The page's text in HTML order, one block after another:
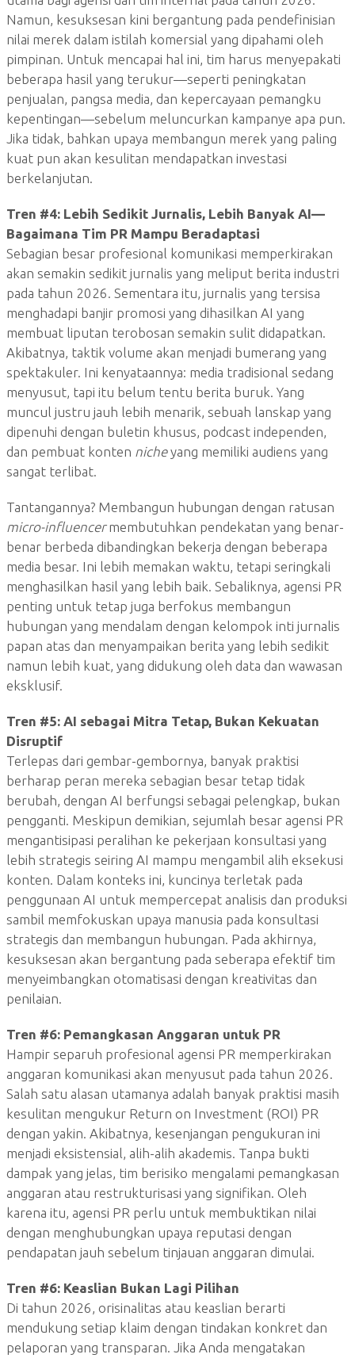
Namun, kesuksesan kini bergantung pada pendefinisian
nilai merek dalam istilah komersial yang dipahami oleh
pimpinan. Untuk mencapai hal ini, tim harus menyepakati
beberapa hasil yang terukur—seperti peningkatan
penjualan, pangsa media, dan kepercayaan pemangku
kepentingan—sebelum meluncurkan kampanye apa pun.
Jika tidak, bahkan upaya membangun merek yang paling
kuat pun akan kesulitan mendapatkan investasi
berkelanjutan.
Tren #4: Lebih Sedikit Jurnalis, Lebih Banyak AI—
Bagaimana Tim PR Mampu Beradaptasi
Sebagian besar profesional komunikasi memperkirakan
akan semakin sedikit jurnalis yang meliput berita industri
pada tahun 2026. Sementara itu, jurnalis yang tersisa
menghadapi banjir promosi yang dihasilkan AI yang
membuat liputan terobosan semakin sulit didapatkan.
Akibatnya, taktik volume akan menjadi bumerang yang
spektakuler. Ini kenyataannya: media tradisional sedang
menyusut, tapi itu belum tentu berita buruk. Yang
muncul justru jauh lebih menarik, sebuah lanskap yang
dipenuhi dengan buletin khusus, podcast independen,
dan pembuat konten nicheyang memiliki audiens yang
sangat terlibat.
Tantangannya? Membangun hubungan dengan ratusan
micro-influencermembutuhkan pendekatan yang benar-
benar berbeda dibandingkan bekerja dengan beberapa
media besar. Ini lebih memakan waktu, tetapi seringkali
menghasilkan hasil yang lebih baik. Sebaliknya, agensi PR
penting untuk tetap juga berfokus membangun
hubungan yang mendalam dengan kelompok inti jurnalis
papan atas dan menyampaikan berita yang lebih sedikit
namun lebih kuat, yang didukung oleh data dan wawasan
eksklusif.
Tren #5: AI sebagai Mitra Tetap, Bukan Kekuatan
Disruptif
Terlepas dari gembar-gembornya, banyak praktisi
berharap peran mereka sebagian besar tetap tidak
berubah, dengan AI berfungsi sebagai pelengkap, bukan
pengganti. Meskipun demikian, sejumlah besar agensi PR
mengantisipasi peralihan ke pekerjaan konsultasi yang
lebih strategis seiring AI mampu mengambil alih eksekusi
konten. Dalam konteks ini, kuncinya terletak pada
penggunaan AI untuk mempercepat analisis dan produksi
sambil memfokuskan upaya manusia pada konsultasi
strategis dan membangun hubungan. Pada akhirnya,
kesuksesan akan bergantung pada seberapa efektif tim
menyeimbangkan otomatisasi dengan kreativitas dan
penilaian.
Tren #6: Pemangkasan Anggaran untuk PR
Hampir separuh profesional agensi PR memperkirakan
anggaran komunikasi akan menyusut pada tahun 2026.
Salah satu alasan utamanya adalah banyak praktisi masih
kesulitan mengukur Return on Investment (ROI) PR
dengan yakin. Akibatnya, kesenjangan pengukuran ini
menjadi eksistensial, alih-alih akademis. Tanpa bukti
dampak yang jelas, tim berisiko mengalami pemangkasan
anggaran atau restrukturisasi yang signifikan. Oleh
karena itu, agensi PR perlu untuk membuktikan nilai
dengan menghubungkan upaya reputasi dengan
pendapatan jauh sebelum tinjauan anggaran dimulai.
Tren #6: Keaslian Bukan Lagi Pilihan
Di tahun 2026, orisinalitas atau keaslian berarti
mendukung setiap klaim dengan tindakan konkret dan
pelaporan yang transparan. Jika Anda mengatakan